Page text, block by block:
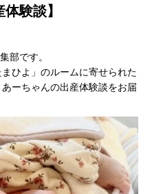
験談】
部です。
ひよ」のルームに寄せられた
ーちゃんの出産体験談をお届